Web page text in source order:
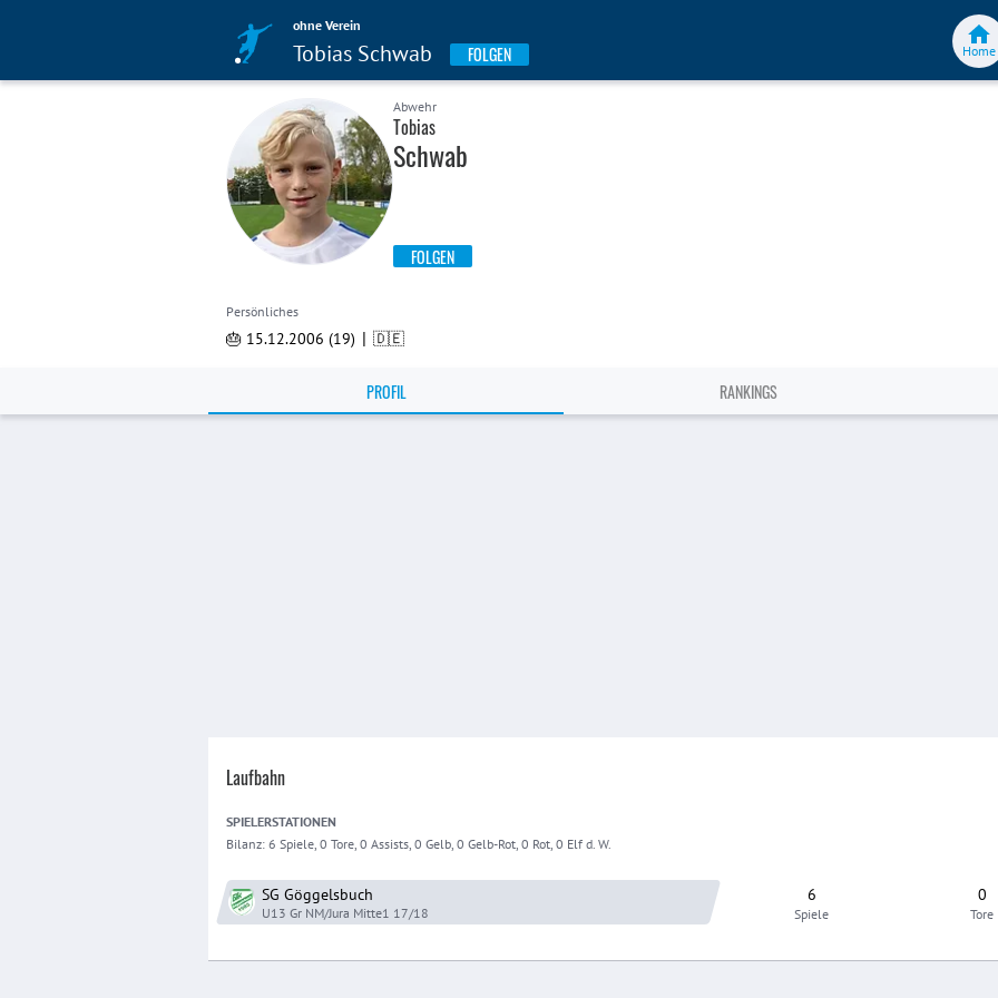
ohne Verein
Tobias Schwab FOLGEN Home
Abwehr
Tobias
Schwab
FOLGEN
Persönliches
🎂 15.12.2006 (19) | 🇩🇪
PROFIL RANKINGS
Laufbahn
SPIELERSTATIONEN
Bilanz: 6 Spiele, 0 Tore, 0 Assists, 0 Gelb, 0 Gelb-Rot, 0 Rot, 0 Elf d. W.
SG Göggelsbuch
U13 Gr NM/Jura Mitte1 17/18
6
Spiele
0
Tore